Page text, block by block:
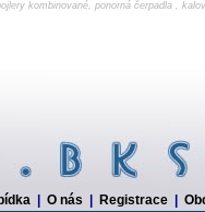
kombinované, ponorná čerpadla ,
O nás Registrace